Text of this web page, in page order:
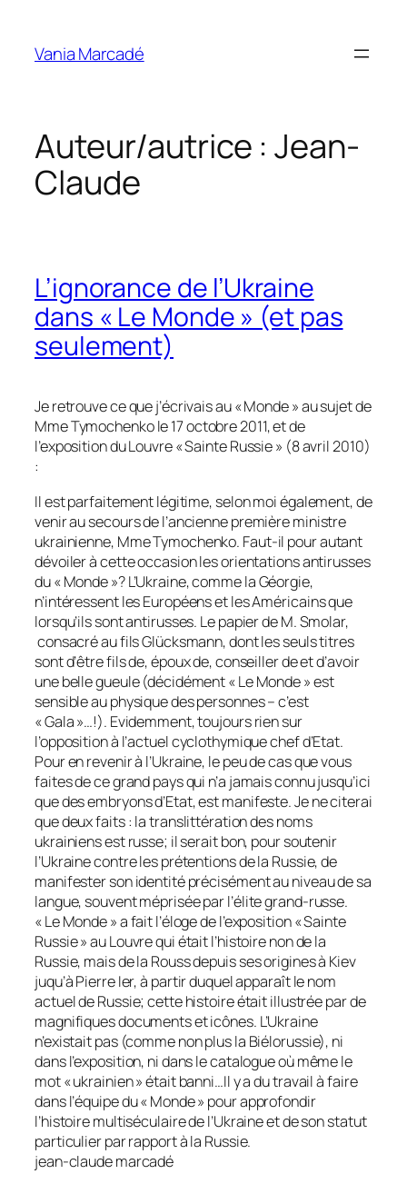
contenu
Vania Marcadé
Auteur/autrice :Jean-
Claude
L’ignorance de l’Ukraine
dans « Le Monde » (et pas
seulement)
Je retrouve ce que j’écrivais au « Monde » au sujet de
Mme Tymochenko le 17 octobre 2011, et de
l’exposition du Louvre « Sainte Russie » (8 avril 2010)
:
Il est parfaitement légitime, selon moi également, de
venir au secours de l’ancienne première ministre
ukrainienne, Mme Tymochenko. Faut-il pour autant
dévoiler à cette occasion les orientations antirusses
du « Monde »? L’Ukraine, comme la Géorgie,
n’intéressent les Européens et les Américains que
lorsqu’ils sont antirusses. Le papier de M. Smolar,
consacré au fils Glücksmann, dont les seuls titres
sont d’être fils de, époux de, conseiller de et d’avoir
une belle gueule (décidément « Le Monde » est
sensible au physique des personnes – c’est
« Gala »…!). Evidemment, toujours rien sur
l’opposition à l’actuel cyclothymique chef d’Etat.
Pour en revenir à l’Ukraine, le peu de cas que vous
faites de ce grand pays qui n’a jamais connu jusqu’ici
que des embryons d’Etat, est manifeste. Je ne citerai
que deux faits : la translittération des noms
ukrainiens est russe; il serait bon, pour soutenir
l’Ukraine contre les prétentions de la Russie, de
manifester son identité précisément au niveau de sa
langue, souvent méprisée par l’élite grand-russe.
« Le Monde » a fait l’éloge de l’exposition « Sainte
Russie » au Louvre qui était l’histoire non de la
Russie, mais de la Rouss depuis ses origines à Kiev
juqu’à Pierre Ier, à partir duquel apparaît le nom
actuel de Russie; cette histoire était illustrée par de
magnifiques documents et icônes. L’Ukraine
n’existait pas (comme non plus la Biélorussie), ni
dans l’exposition, ni dans le catalogue où même le
mot « ukrainien » était banni…Il y a du travail à faire
dans l’équipe du « Monde » pour approfondir
l’histoire multiséculaire de l’Ukraine et de son statut
particulier par rapport à la Russie.
jean-claude marcadé